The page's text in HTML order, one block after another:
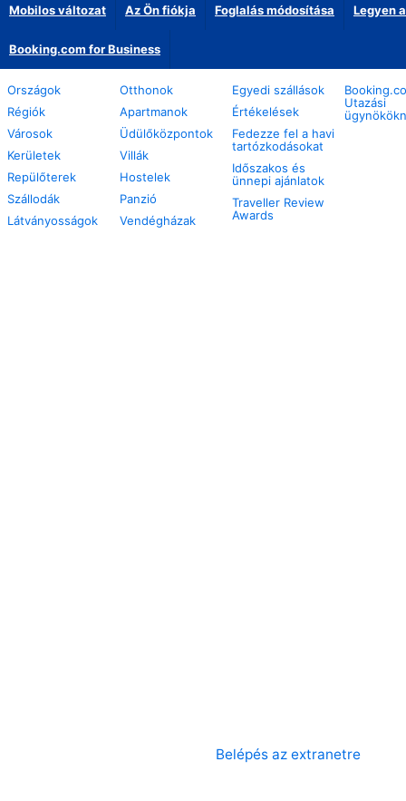
Mobilos változat Az Ön fiókja Foglalás módosítása Legyen
Booking.com for Business
Országok
Régiók
Városok
Kerületek
Repülőterek
Szállodák
Látványosságok
Otthonok
Apartmanok
Üdülőközpontok
Villák
Hostelek
Panzió
Vendégházak
Egyedi szállások
Értékelések
Fedezze fel a havi
tartózkodásokat
Időszakos és
ünnepi ajánlatok
Traveller Review
Awards
Utazási
Belépés az extranetre